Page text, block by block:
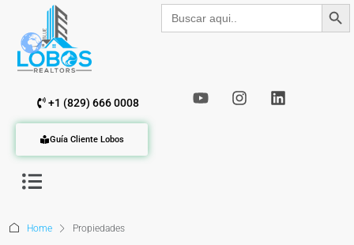
Buscar: Botón de
+1 (829) 666 0008
Guía Cliente Lobos
Home Propiedades